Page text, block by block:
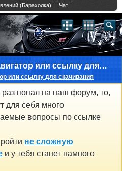
Необходим диск на навигатор или ссылку для скачивания
или ссылку для скачивания
попал на наш форум, то,
для себя много
вопросы по ссылке
не сложную
и у тебя станет намного
provided byvBSSO
15 16 17 18 21 22 23 24 25 26
35 36 37 38 39 40 41 42 43